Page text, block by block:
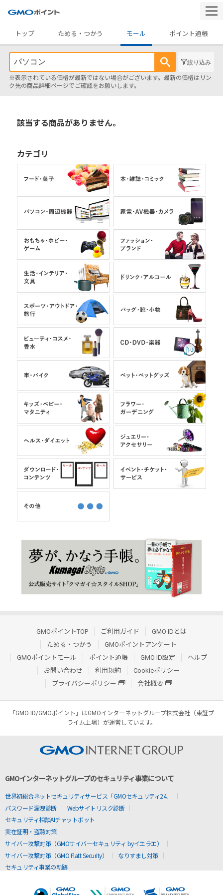
トップ
ためる・つかう モール ポイント通帳
絞り込み
※表示されている価格が最新ではない場合がございます。最新の価格はリン
ク先の商品詳細ページでご確認をお願いします。
該当する商品がありません。
カテゴリ
GMOポイントTOP ご利用ガイド
GMO IDとは
ためる・つかう
GMOポイントアンケート
GMOポイントモール
ポイント通帳 GMO ID設定
ヘルプ
お問い合わせ
利用規約
Cookieポリシー
プライバシーポリシー
会社概要
「GMO ID/GMOポイント」はGMOインターネットグループ株式会社（東証プ
ライム上場）が運営しています。
GMOインターネットグループのセキュリティ事業について
世界初総合ネットセキュリティサービス「GMOセキュリティ24」
パスワード漏洩診断
Webサイトリスク診断
セキュリティ相談AIチャットボット
実在証明・盗聴対策
サイバー攻撃対策（GMOサイバーセキュリティ byイエラエ）
サイバー攻撃対策（GMO Flatt Security）
なりすまし対策
セキュリティ事業の軌跡